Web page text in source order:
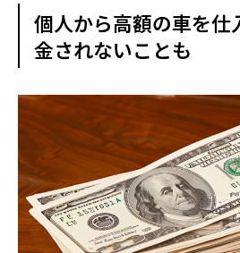
個人から高額の車を仕
金されないことも